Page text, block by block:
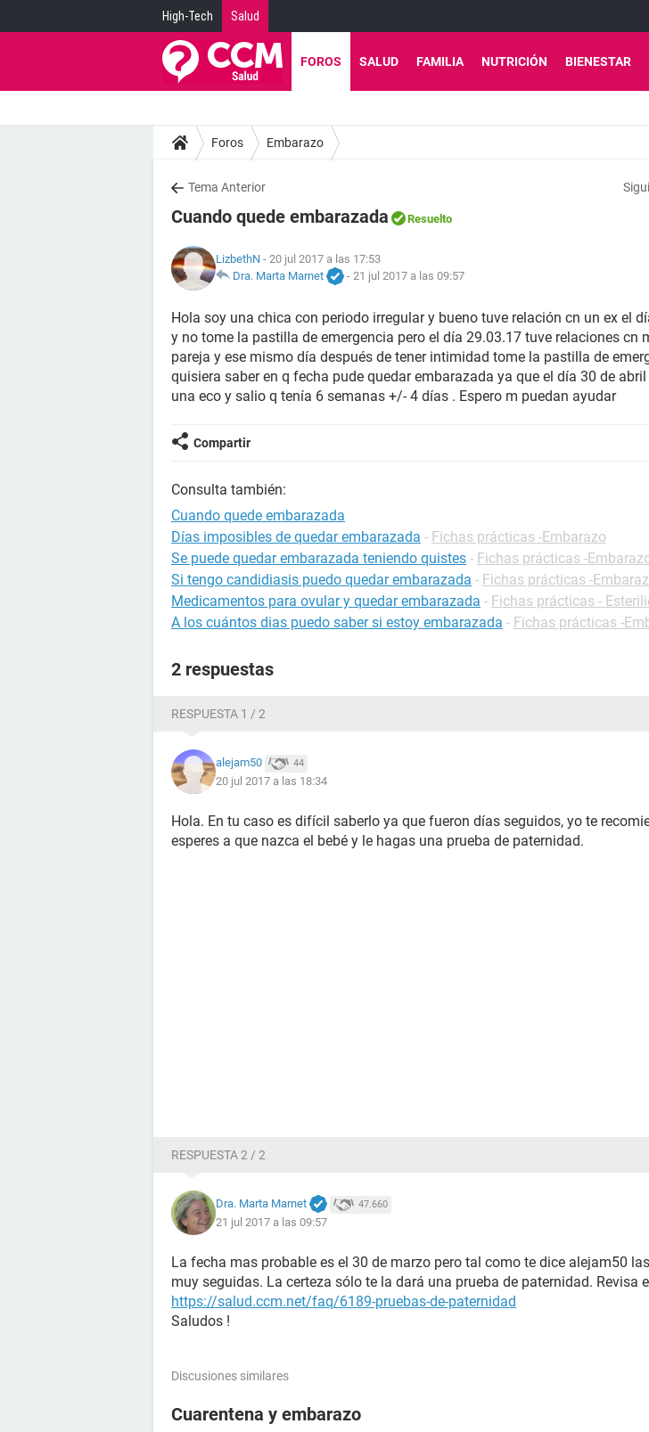
High-Tech Salud
FOROS SALUD FAMILIA NUTRICIÓN BIENESTAR
Foros Embarazo
Tema Anterior
Cuando quede embarazada Resuelto
LizbethN - 20 jul 2017 a las 17:53
Dra. Marta Marnet
- 21 jul 2017 a las 09:57
Hola soy una chica con periodo irregular y bueno tuve relación cn un ex el
y no tome la pastilla de emergencia pero el día 29.03.17 tuve relaciones cn
pareja y ese mismo día después de tener intimidad tome la pastilla de
quisiera saber en q fecha pude quedar embarazada ya que el día 30 de
una eco y salio q tenía 6 semanas +/- 4 días . Espero m puedan ayudar
Compartir
Consulta también:
Cuando quede embarazada
Días imposibles de quedar embarazada - Fichas prácticas -Embarazo
Se puede quedar embarazada teniendo quistes - Fichas prácticas -
Si tengo candidiasis puedo quedar embarazada - Fichas prácticas -
Medicamentos para ovular y quedar embarazada - Fichas prácticas -
A los cuántos dias puedo saber si estoy embarazada - Fichas prácticas -
2 respuestas
RESPUESTA 1 / 2
alejam50 44
20 jul 2017 a las 18:34
Hola. En tu caso es difícil saberlo ya que fueron días seguidos, yo te
esperes a que nazca el bebé y le hagas una prueba de paternidad.
RESPUESTA 2 / 2
Dra. Marta Marnet 47.660
21 jul 2017 a las 09:57
La fecha mas probable es el 30 de marzo pero tal como te dice alejam50
muy seguidas. La certeza sólo te la dará una prueba de paternidad. Revisa
https://salud.ccm.net/faq/6189-pruebas-de-paternidad
Saludos !
Discusiones similares
Cuarentena y embarazo